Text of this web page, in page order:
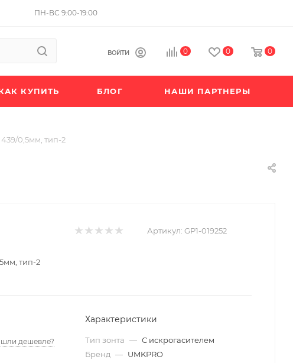
ПН-ВС 9:00-19:00
ВОЙТИ 0 0 0
КУПИТЬ БЛОГ НАШИ ПАРТНЕРЫ
439/0,5мм, тип-2
Артикул: GP1-019252
тип-2
дешевле?
Характеристики
Тип зонта — С искрогасителем
Бренд — UMKPRO